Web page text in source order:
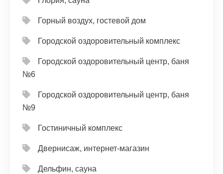
Горный воздух, гостевой дом
Городской оздоровительный комплекс
Городской оздоровительный центр, баня
№6
Городской оздоровительный центр, баня
№9
Гостиничный комплекс
Двернисаж, интернет-магазин
Дельфин, сауна